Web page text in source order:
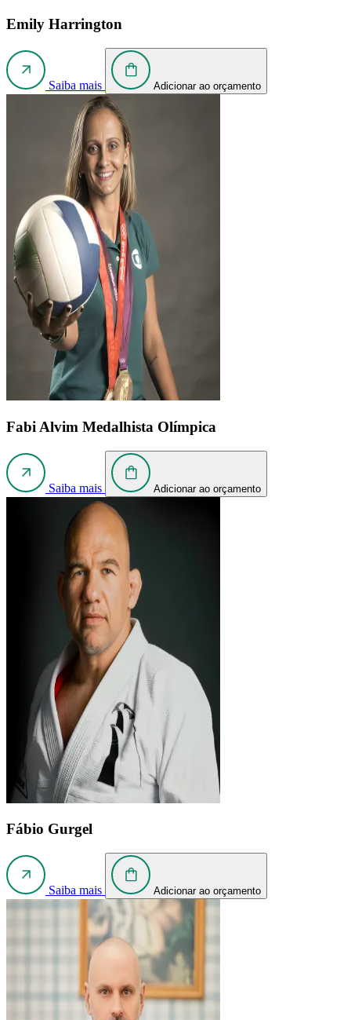
Emily Harrington
Saiba mais Adicionar ao orçamento
Fabi Alvim Medalhista Olímpica
Saiba mais Adicionar ao orçamento
Fábio Gurgel
Saiba mais Adicionar ao orçamento